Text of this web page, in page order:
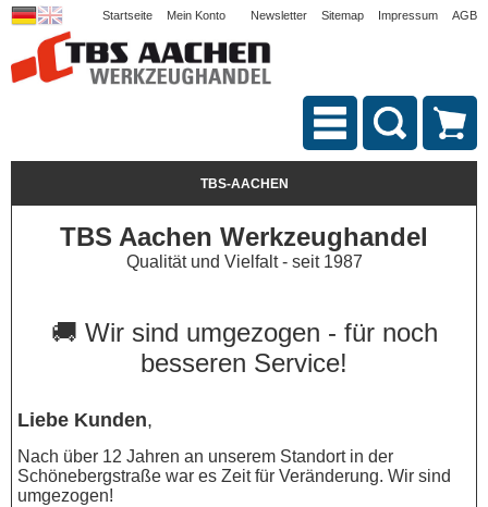
Startseite Mein Konto Newsletter Sitemap Impressum AGB
TBS-AACHEN
TBS Aachen Werkzeughandel
Qualität und Vielfalt - seit 1987
🚚 Wir sind umgezogen - für noch
besseren Service!
Liebe Kunden,
Nach über 12 Jahren an unserem Standort in der
Schönebergstraße war es Zeit für Veränderung. Wir sind
umgezogen!